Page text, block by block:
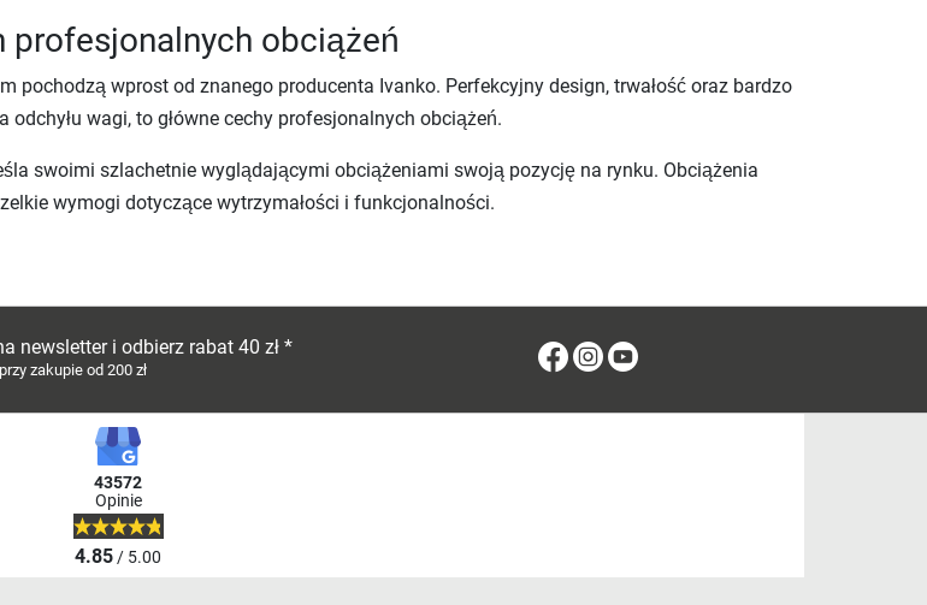
profesjonalnych obciążeń
pochodzą wprost od znanego producenta Ivanko. Perfekcyjny design, trwałość oraz bardzo
odchyłu wagi, to główne cechy profesjonalnych obciążeń.
swoimi szlachetnie wyglądającymi obciążeniami swoją pozycję na rynku. Obciążenia
wymogi dotyczące wytrzymałości i funkcjonalności.
newsletter i odbierz rabat 40 zł *
zakupie od 200 zł
FacebookInstagram
43572
Opinie
4.85/ 5.00